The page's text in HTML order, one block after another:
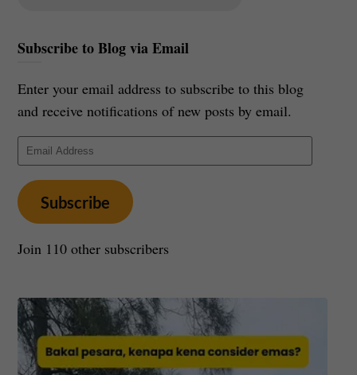
Subscribe to Blog via Email
Enter your email address to subscribe to this blog
and receive notifications of new posts by email.
Email
Address
Subscribe
Join 110 other subscribers